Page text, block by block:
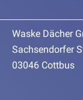
Waske Dächer
Sachsendorfer
03046 Cottbus